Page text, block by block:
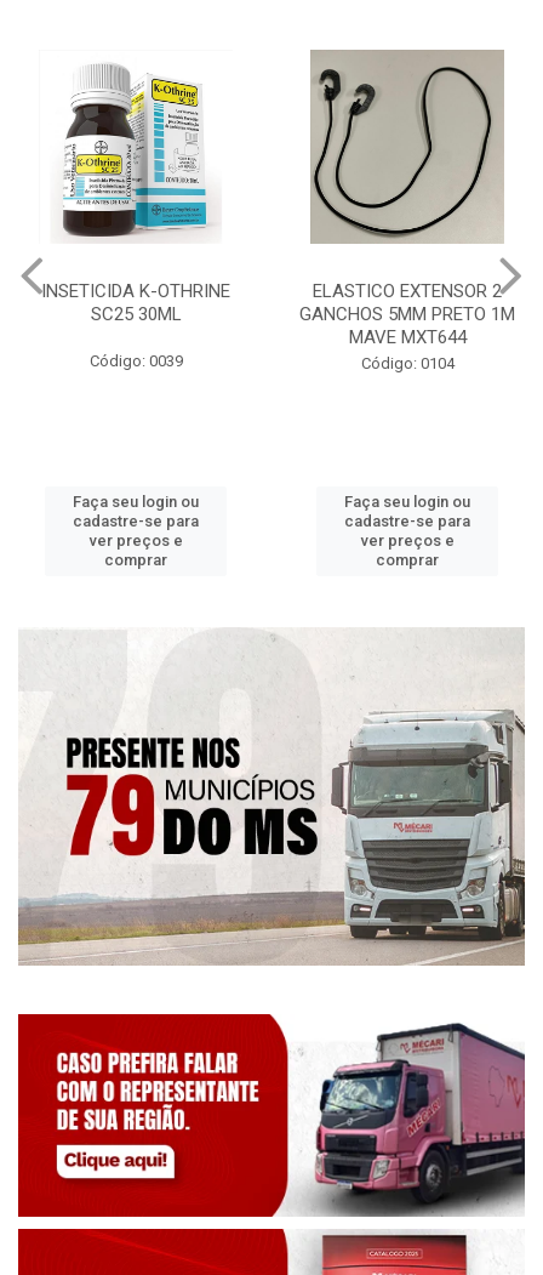
INSETICIDA K-OTHRINE
SC25 30ML
Código: 0039
Faça seu login ou
cadastre-se para
ver preços e
comprar
ELASTICO EXTENSOR 2
GANCHOS 5MM PRETO 1M
MAVE MXT644
Código: 0104
Faça seu login ou
cadastre-se para
ver preços e
comprar